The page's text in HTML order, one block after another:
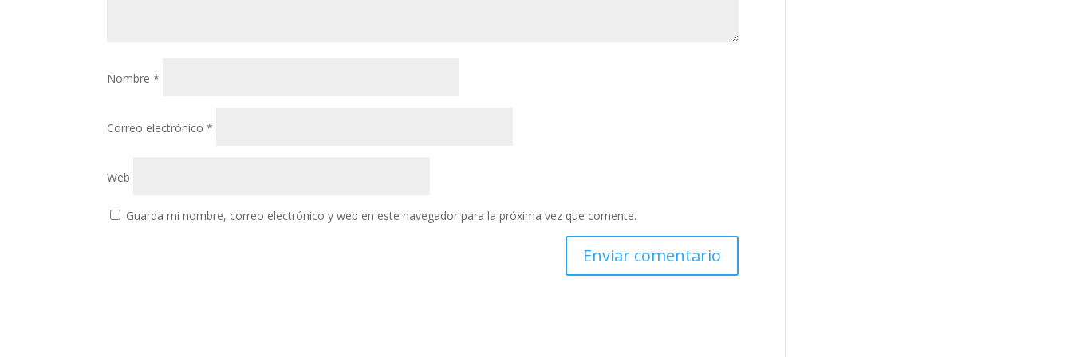
Nombre*
Correo electrónico*
Web
Guarda mi nombre, correo electrónico y web en este navegador para la próxima vez que comente.